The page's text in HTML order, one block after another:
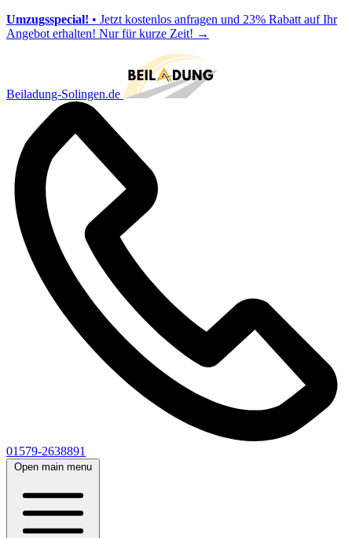
Umzugsspecial! • Jetzt kostenlos anfragen und 23% Rabatt auf Ihr
Angebot erhalten! Nur für kurze Zeit! →
Beiladung-Solingen.de
01579-2638891
Open main menu